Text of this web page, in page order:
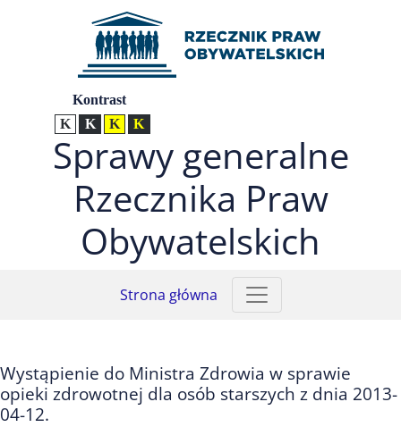
Przejdź do menu głównego (nacisnij Enter)
Przejdź do treści (nacisnij Enter)
Przejdź do mapy serwisu (nacisnij Enter)
UstawieniaKontrast
Kontrast normalny
Kontrast biały tekst na czarnym
Kontrast czarny tekst na żółtym
Sprawy generalne
Rzecznika Praw
Obywatelskich
Strona główna
Wystąpienie do Ministra Zdrowia w sprawie
opieki zdrowotnej dla osób starszych z dnia 2013-
04-12.